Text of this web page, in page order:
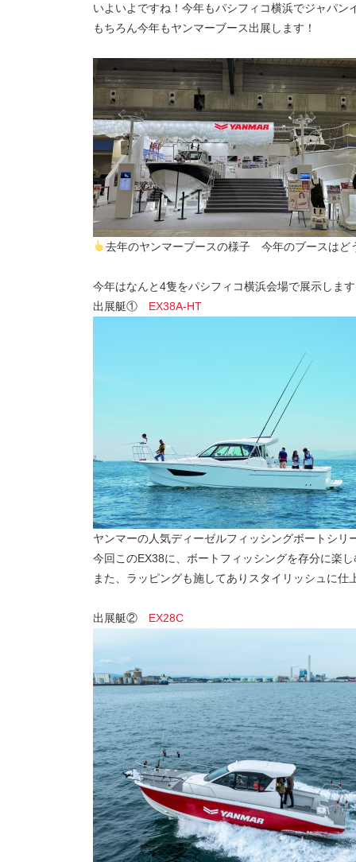
いよいよですね！今年もパシフィコ横浜でジャパ
もちろん今年もヤンマーブース出展します！
去年のヤンマーブースの様子 今年のブースはど
今年はなんと4隻をパシフィコ横浜会場で展示しま
出展艇① EX38A-HT
ヤンマーの人気ディーゼルフィッシングボートシリ
今回このEX38に、ボートフィッシングを存分に楽
また、ラッピングも施してありスタイリッシュに
出展艇② EX28C